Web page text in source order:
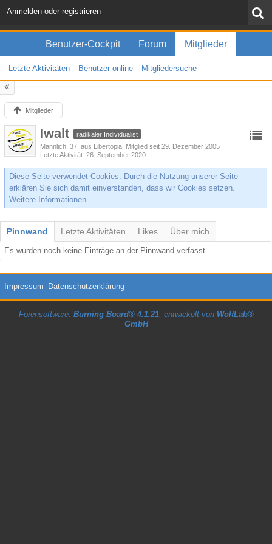
Anmelden oder registrieren
Benutzer-Cockpit Forum Mitglieder
Letzte Aktivitäten Benutzer online Mitgliedersuche
Mitglieder
Iwalt
radikaler Individualist
Männlich 37 aus Libertopia Mitglied seit 29. Dezember 2005
Letzte Aktivität 26. September 2020
Diese Seite verwendet Cookies. Durch die Nutzung unserer Seite
erklären Sie sich damit einverstanden, dass wir Cookies setzen.
Weitere Informationen
Pinnwand Letzte Aktivitäten Likes Über mich
Es wurden noch keine Einträge an der Pinnwand verfasst.
Impressum Datenschutzerklärung
Forensoftware: Burning Board® 4.1.21, entwickelt von WoltLab®
GmbH